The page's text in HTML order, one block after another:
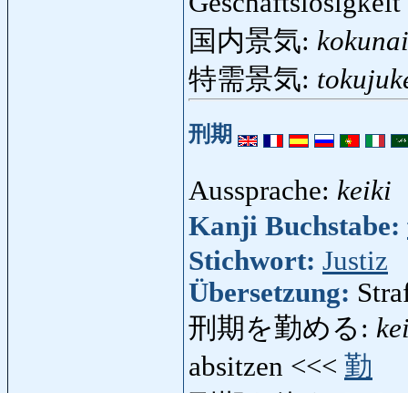
国内景気:
特需景気:
刑期
Aussprache: keiki
Kanji Buchstabe:
Stichwort: Justiz
Übersetzung:
刑期を勤める:
absitzen <<< 勤